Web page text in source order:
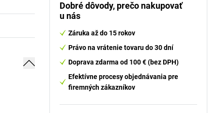
Dobré dôvody, prečo nakupovať
u nás
Záruka až do 15 rokov
Právo na vrátenie tovaru do 30 dní
Doprava zdarma od 100 € (bez DPH)
Efektívne procesy objednávania pre
firemných zákazníkov